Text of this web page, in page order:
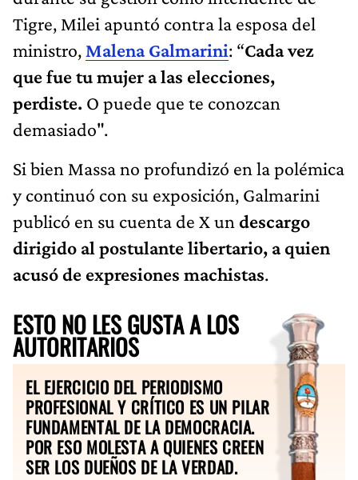
Tigre, Milei apuntó contra la esposa del
ministro, Malena Galmarini: “Cada vez
que fue tu mujer a las elecciones,
perdiste. O puede que te conozcan
demasiado".
Si bien Massa no profundizó en la polémica
y continuó con su exposición, Galmarini
publicó en su cuenta de X un descargo
dirigido al postulante libertario, a quien
acusó de expresiones machistas.
ESTO NO LES GUSTA A LOS
AUTORITARIOS
EL EJERCICIO DEL PERIODISMO
PROFESIONAL Y CRÍTICO ES UN PILAR
FUNDAMENTAL DE LA DEMOCRACIA.
POR ESO MOLESTA A QUIENES CREEN
SER LOS DUEÑOS DE LA VERDAD.